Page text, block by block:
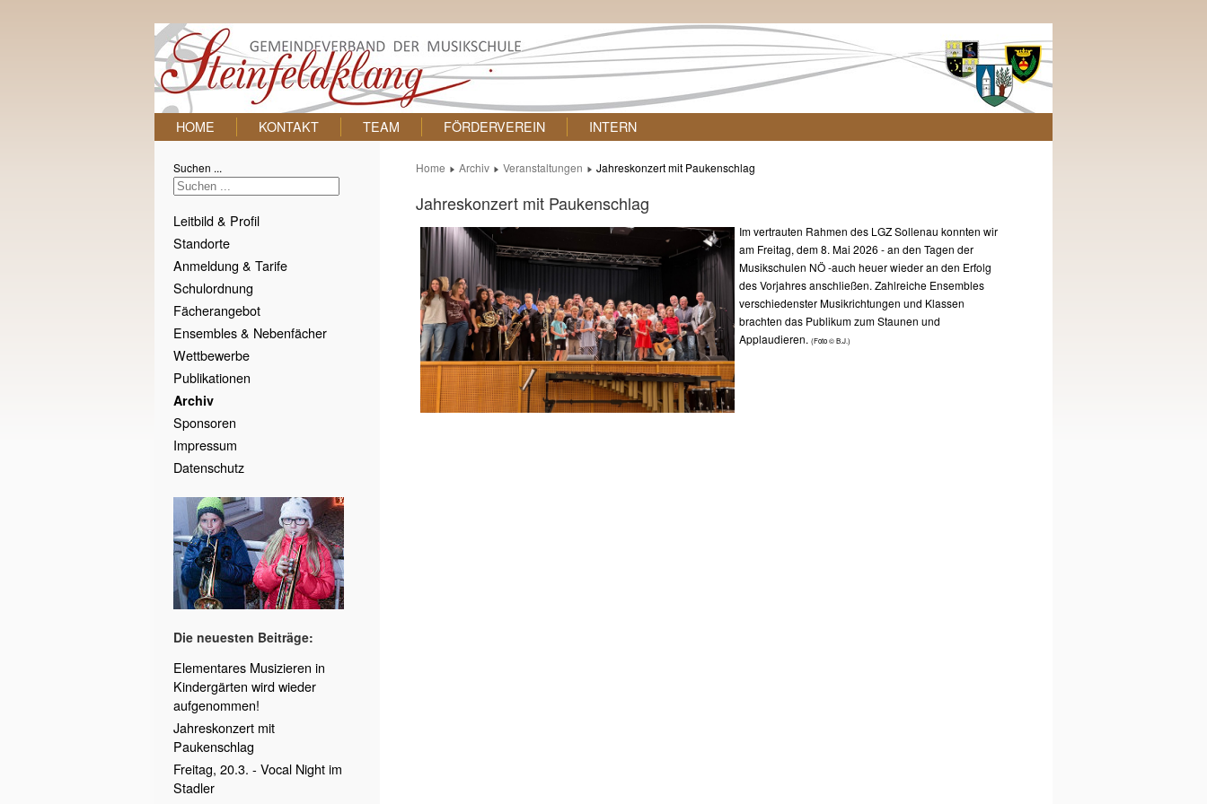
HOME KONTAKT TEAM FÖRDERVEREIN INTERN
Suchen ...
Leitbild & Profil
Standorte
Anmeldung & Tarife
Schulordnung
Fächerangebot
Ensembles & Nebenfächer
Wettbewerbe
Publikationen
Archiv
Sponsoren
Impressum
Datenschutz
Die neuesten Beiträge:
Elementares Musizieren in
Kindergärten wird wieder
aufgenommen!
Jahreskonzert mit
Paukenschlag
Freitag, 20.3. - Vocal Night im
Stadler
Home Archiv Veranstaltungen Jahreskonzert mit Paukenschlag
Jahreskonzert mit Paukenschlag
Im vertrauten Rahmen des LGZ Sollenau konnten wir
am Freitag, dem 8. Mai 2026 - an den Tagen der
Musikschulen NÖ -auch heuer wieder an den Erfolg
des Vorjahres anschließen. Zahlreiche Ensembles
verschiedenster Musikrichtungen und Klassen
brachten das Publikum zum Staunen und
Applaudieren. (Foto © B.J.)